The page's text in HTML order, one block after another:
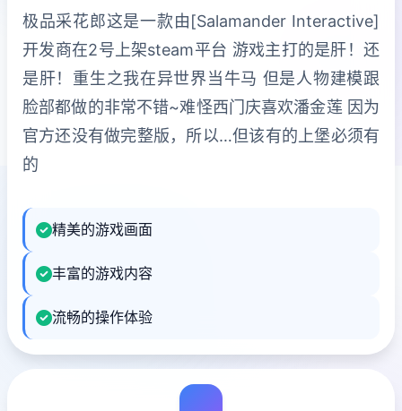
极品采花郎这是一款由[Salamander Interactive]
开发商在2号上架steam平台 游戏主打的是肝！还
是肝！重生之我在异世界当牛马 但是人物建模跟
脸部都做的非常不错~难怪西门庆喜欢潘金莲 因为
官方还没有做完整版，所以…但该有的上堡必须有
的
精美的游戏画面
丰富的游戏内容
流畅的操作体验